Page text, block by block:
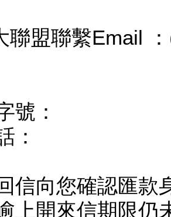
聯盟聯繫Email
號：
：
信向您確認匯款
上開來信期限仍